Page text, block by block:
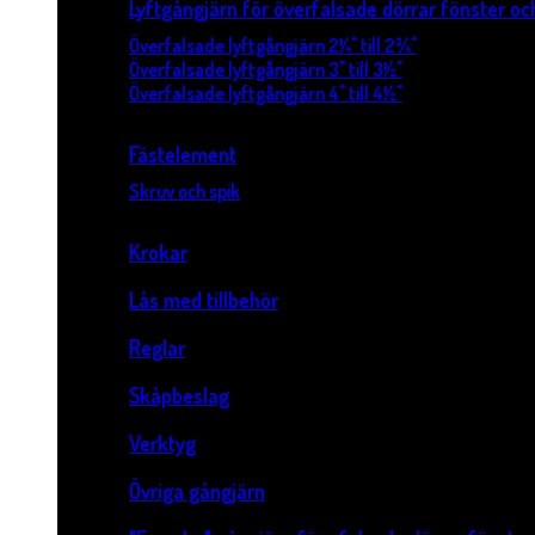
Lyftgångjärn för överfalsade dörrar fönster
Överfalsade lyftgångjärn 2¼" till 2¾"
Överfalsade lyftgångjärn 3" till 3½"
Överfalsade lyftgångjärn 4" till 4½"
Fästelement
Skruv och spik
Krokar
Lås med tillbehör
Reglar
Skåpbeslag
Verktyg
Övriga gångjärn